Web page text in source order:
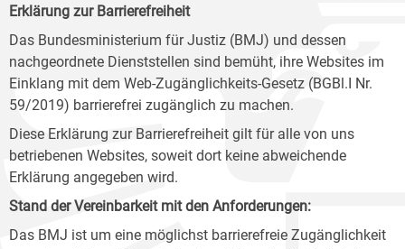
Erklärung zur Barrierefreiheit
Das Bundesministerium für Justiz (BMJ) und dessen
nachgeordnete Dienststellen sind bemüht, ihre Websites im
Einklang mit dem Web-Zugänglichkeits-Gesetz (BGBl.I Nr.
59/2019) barrierefrei zugänglich zu machen.
Diese Erklärung zur Barrierefreiheit gilt für alle von uns
betriebenen Websites, soweit dort keine abweichende
Erklärung angegeben wird.
Stand der Vereinbarkeit mit den Anforderungen:
Das BMJ ist um eine möglichst barrierefreie Zugänglichkeit